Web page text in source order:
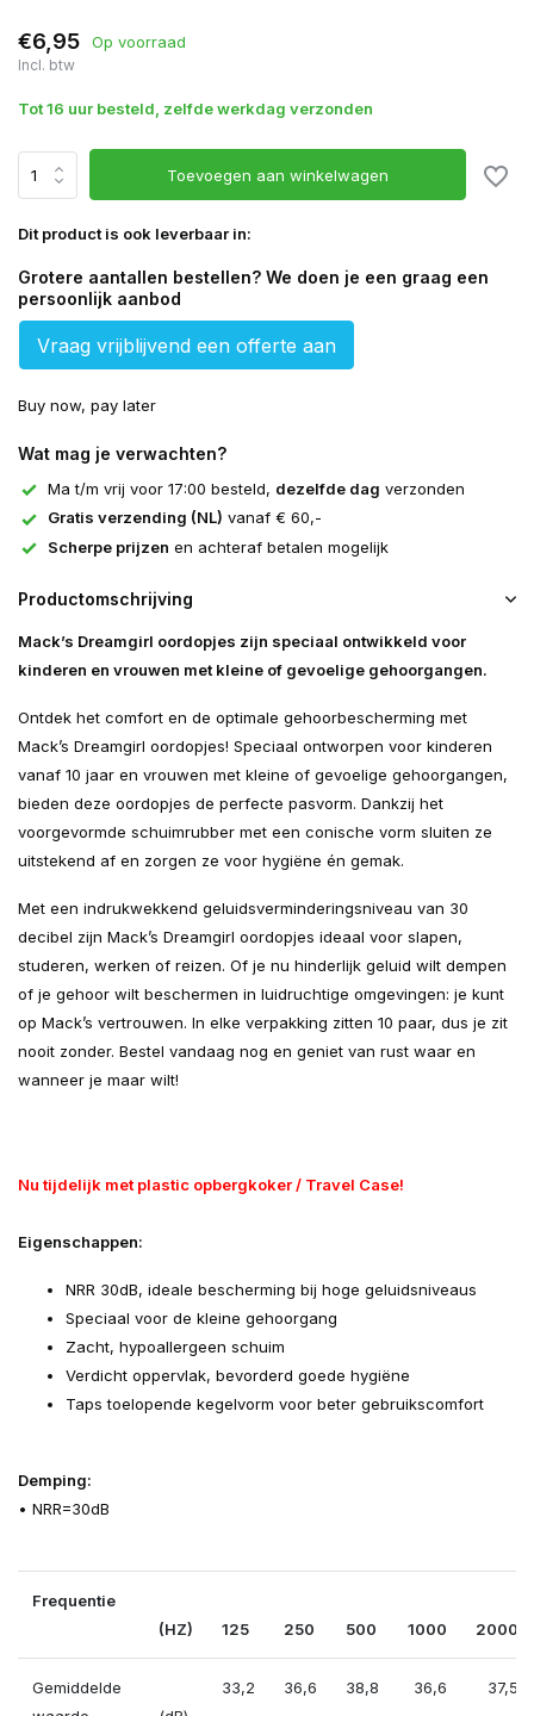
€6,95 Op voorraad
Incl. btw
Tot 16 uur besteld, zelfde werkdag verzonden
Toevoegen aan winkelwagen
Dit product is ook leverbaar in:
Grotere aantallen bestellen? We doen je een graag een
persoonlijk aanbod
Vraag vrijblijvend een offerte aan
Buy now, pay later
Wat mag je verwachten?
Ma t/m vrij voor 17:00 besteld, dezelfde dag verzonden
Gratis verzending (NL) vanaf € 60,-
Scherpe prijzen en achteraf betalen mogelijk
Productomschrijving
Mack’s Dreamgirl oordopjes zijn speciaal ontwikkeld voor
kinderen en vrouwen met kleine of gevoelige gehoorgangen.
Ontdek het comfort en de optimale gehoorbescherming met
Mack’s Dreamgirl oordopjes! Speciaal ontworpen voor kinderen
vanaf 10 jaar en vrouwen met kleine of gevoelige gehoorgangen,
bieden deze oordopjes de perfecte pasvorm. Dankzij het
voorgevormde schuimrubber met een conische vorm sluiten ze
uitstekend af en zorgen ze voor hygiëne én gemak.
Met een indrukwekkend geluidsverminderingsniveau van 30
decibel zijn Mack’s Dreamgirl oordopjes ideaal voor slapen,
studeren, werken of reizen. Of je nu hinderlijk geluid wilt dempen
of je gehoor wilt beschermen in luidruchtige omgevingen: je kunt
op Mack’s vertrouwen. In elke verpakking zitten 10 paar, dus je zit
nooit zonder. Bestel vandaag nog en geniet van rust waar en
wanneer je maar wilt!
Nu tijdelijk met plastic opbergkoker / Travel Case!
Eigenschappen:
NRR 30dB, ideale bescherming bij hoge geluidsniveaus
Speciaal voor de kleine gehoorgang
Zacht, hypoallergeen schuim
Verdicht oppervlak, bevorderd goede hygiëne
Taps toelopende kegelvorm voor beter gebruikscomfort
Demping:
• NRR=30dB
Frequentie
(HZ)
125 250 500 1000 2000
Gemiddelde
33,2 36,6 38,8 36,6 37,5